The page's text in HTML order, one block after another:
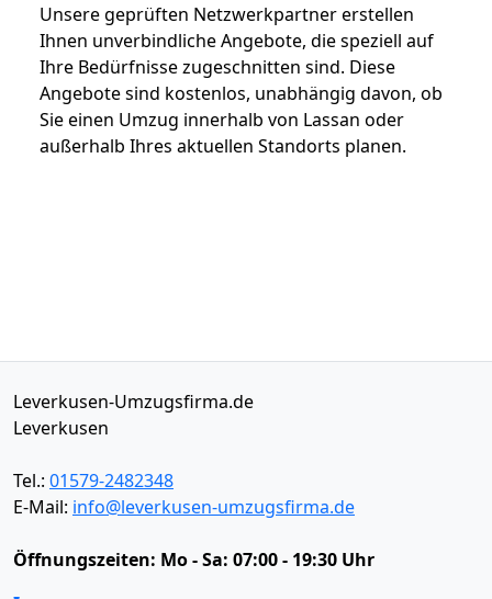
Unsere geprüften Netzwerkpartner erstellen
Ihnen unverbindliche Angebote, die speziell auf
Ihre Bedürfnisse zugeschnitten sind. Diese
Angebote sind kostenlos, unabhängig davon, ob
Sie einen Umzug innerhalb von Lassan oder
außerhalb Ihres aktuellen Standorts planen.
Leverkusen-Umzugsfirma.de
Leverkusen
Tel.: 01579-2482348
E-Mail: info@leverkusen-umzugsfirma.de
Öffnungszeiten: Mo - Sa: 07:00 - 19:30 Uhr